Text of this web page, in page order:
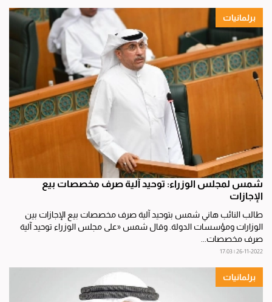
برلمانيات
شمس لمجلس الوزراء: توحيد آلية صرف مخصصات بيع
الإجازات
طالب النائب هاني شمس بتوحيد آلية صرف مخصصات بيع الإجازات بين
الوزارات ومؤسسات الدولة. وقال شمس «على مجلس الوزراء توحيد آلية
صرف مخصصات...
26-11-2022 | 17:03
برلمانيات